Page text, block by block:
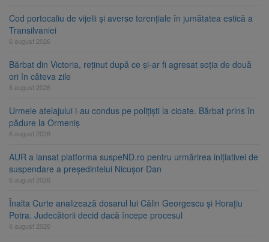
Cod portocaliu de vijelii și averse torențiale în jumătatea estică a
Transilvaniei
6 august 2026
Bărbat din Victoria, reținut după ce și-ar fi agresat soția de două
ori în câteva zile
6 august 2026
Urmele atelajului i-au condus pe polițiști la cioate. Bărbat prins în
pădure la Ormeniș
6 august 2026
AUR a lansat platforma suspeND.ro pentru urmărirea inițiativei de
suspendare a președintelui Nicușor Dan
6 august 2026
Înalta Curte analizează dosarul lui Călin Georgescu și Horațiu
Potra. Judecătorii decid dacă începe procesul
6 august 2026